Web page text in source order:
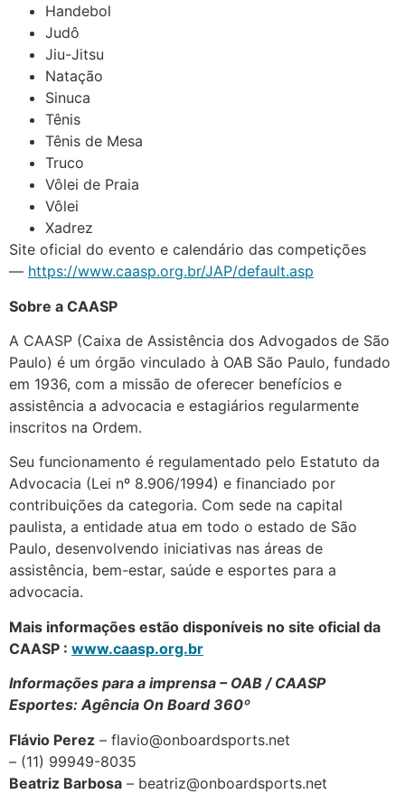
Handebol
Judô
Jiu-Jitsu
Natação
Sinuca
Tênis
Tênis de Mesa
Truco
Vôlei de Praia
Vôlei
Xadrez
Site oficial do evento e calendário das competições
— https://www.caasp.org.br/JAP/default.asp
Sobre a CAASP
A CAASP (Caixa de Assistência dos Advogados de São
Paulo) é um órgão vinculado à OAB São Paulo, fundado
em 1936, com a missão de oferecer benefícios e
assistência a advocacia e estagiários regularmente
inscritos na Ordem.
Seu funcionamento é regulamentado pelo Estatuto da
Advocacia (Lei nº 8.906/1994) e financiado por
contribuições da categoria. Com sede na capital
paulista, a entidade atua em todo o estado de São
Paulo, desenvolvendo iniciativas nas áreas de
assistência, bem-estar, saúde e esportes para a
advocacia.
Mais informações estão disponíveis no site oficial da
CAASP : www.caasp.org.br
Informações para a imprensa – OAB / CAASP
Esportes: Agência On Board 360º
Flávio Perez – flavio@onboardsports.net
– (11) 99949-8035
Beatriz Barbosa – beatriz@onboardsports.net